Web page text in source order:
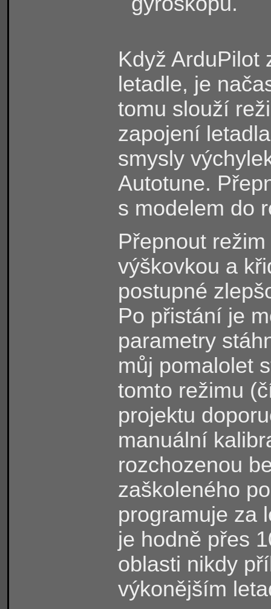
Když ArduPilot
letadle, je
tomu slouží
zapojení
smysly
Autotune.
s modelem do
Přepnout
výškovkou a
postupné
Po přistání je
parametry
můj pomalolet
tomto režimu
projektu
manuální
rozchozenou
zaškoleného
programuje za
je hodně přes
oblasti nikdy
výkonějším